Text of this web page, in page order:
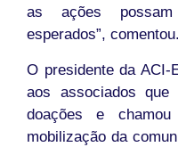
as ações
esperados”, comentou.
O presidente da ACI-
aos associados que
doações e
mobilização da